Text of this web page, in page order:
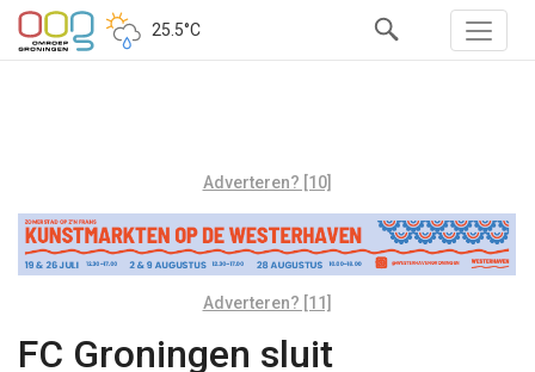
25.5°C
Adverteren? [10]
Adverteren? [11]
FC Groningen sluit